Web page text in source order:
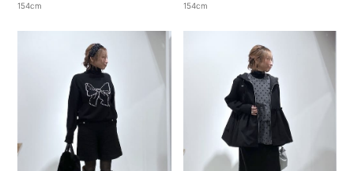
154cm
154cm